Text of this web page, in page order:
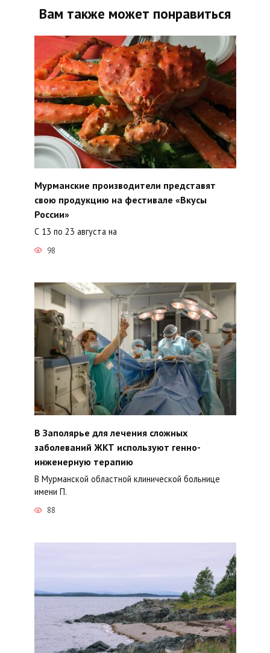
Вам также может понравиться
Мурманские производители представят
свою продукцию на фестивале «Вкусы
России»
С 13 по 23 августа на
98
В Заполярье для лечения сложных
заболеваний ЖКТ используют генно-
инженерную терапию
В Мурманской областной клинической больнице
имени П.
88